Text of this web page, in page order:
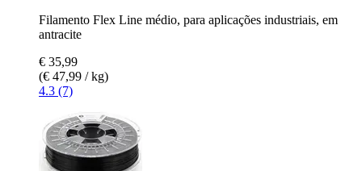
Filamento Flex Line médio, para aplicações industriais, em
antracite
€ 35,99
(€ 47,99 / kg)
4.3 (7)